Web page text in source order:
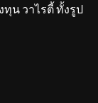
ทุน วาไรตี้ ทั้งรูป